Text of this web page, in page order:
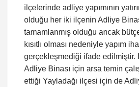
ilçelerinde adliye yapımının
olduğu her iki ilçenin Adliye
tamamlanmış olduğu ancak
kısıtlı olması nedeniyle yapım
gerçekleşmediği ifade edilmiştir.
Adliye Binası için arsa temin
ettiği Yayladağı ilçesi için de